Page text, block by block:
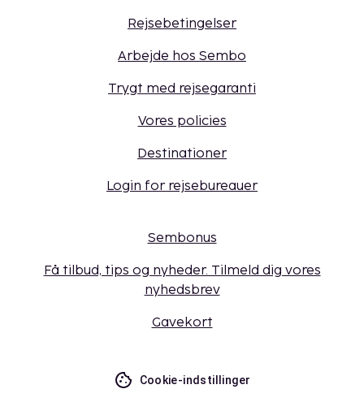
Rejsebetingelser
Arbejde hos Sembo
Trygt med rejsegaranti
Vores policies
Destinationer
Login for rejsebureauer
Sembonus
Få tilbud, tips og nyheder. Tilmeld dig vores
nyhedsbrev
Gavekort
Cookie-indstillinger